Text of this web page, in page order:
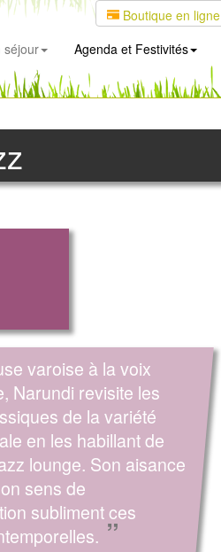
Boutique en ligne
séjour Agenda et Festivités
varoise à la voix
Narundi revisite les
de la variété
en les habillant de
lounge. Son aisance
sens de
subliment ces
”